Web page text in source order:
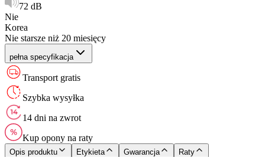
72 dB
Nie
Korea
Nie starsze niż 20 miesięcy
pełna specyfikacja
Transport gratis
Szybka wysyłka
14 dni na zwrot
Kup opony na raty
Opis produktu Etykieta Gwarancja Raty